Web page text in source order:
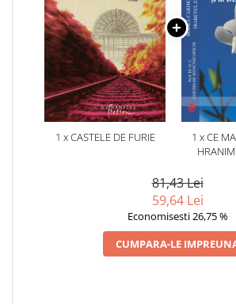
1 x CASTELE DE FURIE
1 x CE
81,43 Lei
59,64 Lei
Economisesti 26,75 %
CUMPARA-LE